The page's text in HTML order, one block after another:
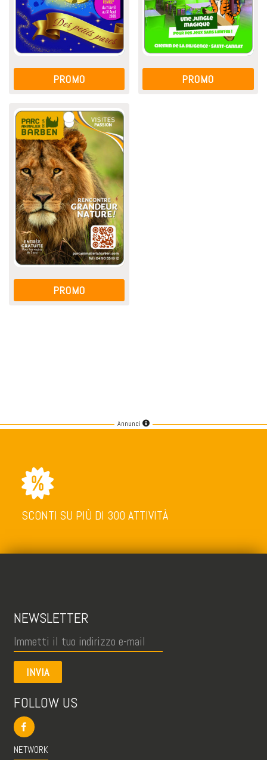
PROMO PROMO
PROMO
Annunci
SCONTI SU PIÙ DI 300 ATTIVITÀ
NEWSLETTER
INVIA
FOLLOW US
NETWORK